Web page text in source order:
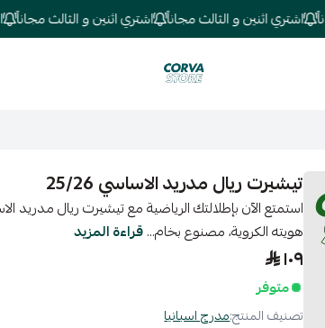
اشتري اثنين و الثالث مجاناً اشتري اثنين و الثالث مجاناً
كورفا ستور
تيشيرت ريال مدريد الاساسي 25/26
هويته الكروية، مصنوع بخام...قراءة المزيد
١٠٩
متوفر
تصنيف المنتج:مدرج اسبانيا